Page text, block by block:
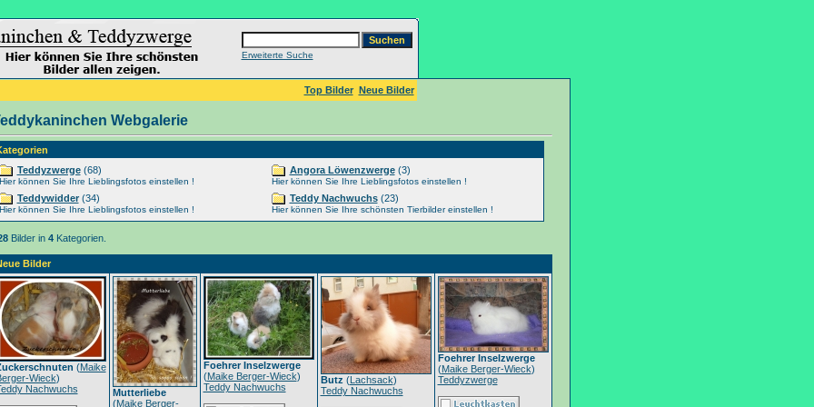
Erweiterte Suche
Top Bilder Neue Bilder
Webgalerie
Teddyzwerge(68)
können Sie Ihre Lieblingsfotos einstellen !
Teddywidder(34)
können Sie Ihre Lieblingsfotos einstellen !
Angora Löwenzwerge(3)
Hier können Sie Ihre Lieblingsfotos einstellen !
Teddy Nachwuchs(23)
Hier können Sie Ihre schönsten Tierbilder einstellen !
Bilder in 4Kategorien.
Bilder
(Maike
Wieck)
Nachwuchs
Mutterliebe
(Maike Berger-
Foehrer Inselzwerge
(Maike Berger-Wieck)
Teddy Nachwuchs
Butz (Lachsack)
Teddy Nachwuchs
Foehrer Inselzwerge
(Maike Berger-Wieck)
Teddyzwerge